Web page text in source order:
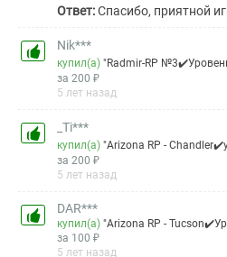
Ответ:Спасибо, приятной
Nik***
купил(а)"Radmir-RP
за 200 ₽
5 лет назад
_Ti***
купил(а)"Arizona RP -
за 200 ₽
5 лет назад
DAR***
купил(а)"Arizona RP -
за 100 ₽
5 лет назад